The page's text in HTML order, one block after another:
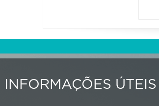
INFORMAÇÕES ÚTEIS